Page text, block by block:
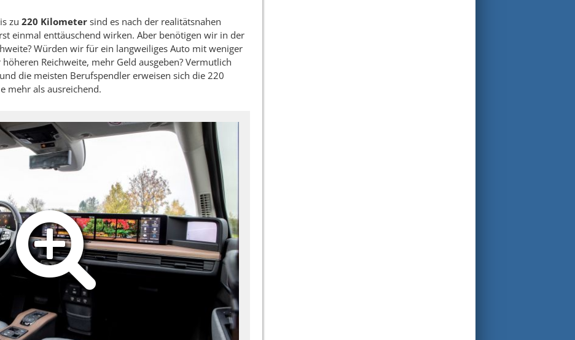
zu 220 Kilometer sind es nach der realitätsnahen
einmal enttäuschend wirken. Aber benötigen wir in der
Würden wir für ein langweiliges Auto mit weniger
Reichweite, mehr Geld ausgeben? Vermutlich
die meisten Berufspendler erweisen sich die 220
mehr als ausreichend.